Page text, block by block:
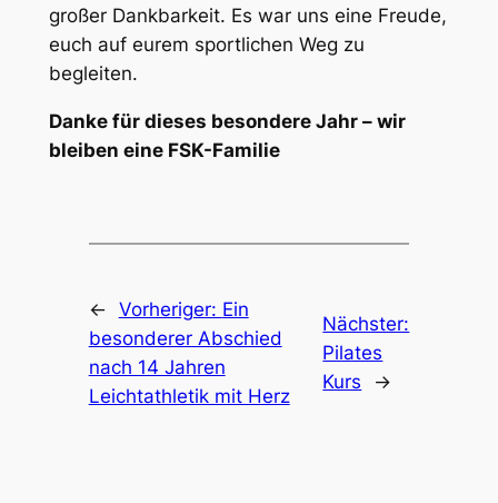
großer Dankbarkeit. Es war uns eine Freude,
euch auf eurem sportlichen Weg zu
begleiten.
Danke für dieses besondere Jahr – wir
bleiben eine FSK-Familie
← Vorheriger: Ein
besonderer Abschied
nach 14 Jahren
Leichtathletik mit Herz
Nächster:
Pilates
Kurs
→